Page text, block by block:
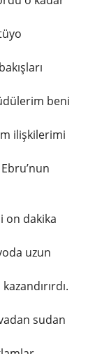
beni
ilişkilerimi
on dakika
uzun
sudan